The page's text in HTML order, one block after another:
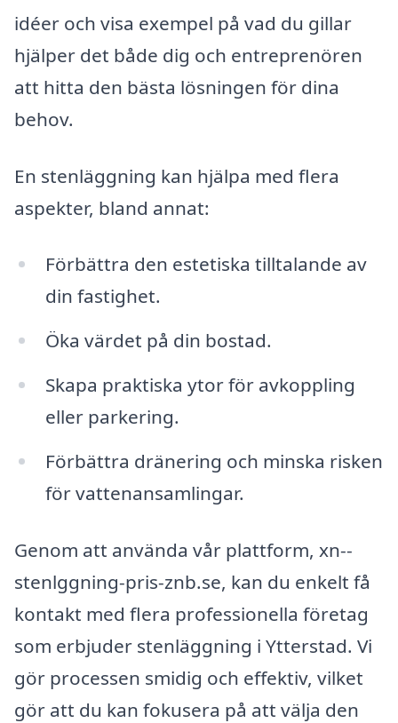
idéer och visa exempel på vad du gillar
hjälper det både dig och entreprenören
att hitta den bästa lösningen för dina
behov.
En stenläggning kan hjälpa med flera
aspekter, bland annat:
Förbättra den estetiska tilltalande av
din fastighet.
Öka värdet på din bostad.
Skapa praktiska ytor för avkoppling
eller parkering.
Förbättra dränering och minska risken
för vattenansamlingar.
Genom att använda vår plattform, xn--
stenlggning-pris-znb.se, kan du enkelt få
kontakt med flera professionella företag
som erbjuder stenläggning i Ytterstad. Vi
gör processen smidig och effektiv, vilket
gör att du kan fokusera på att välja den